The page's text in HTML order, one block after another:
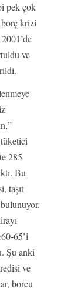
pek çok
krizi
ve
285
Bu
taşıt
65’i
Şu anki
ve
borcu